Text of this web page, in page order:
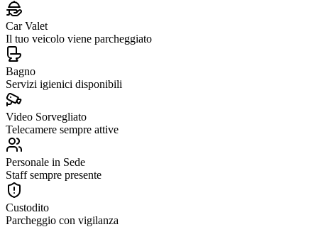
Car Valet
Il tuo veicolo viene parcheggiato
Bagno
Servizi igienici disponibili
Video Sorvegliato
Telecamere sempre attive
Personale in Sede
Staff sempre presente
Custodito
Parcheggio con vigilanza